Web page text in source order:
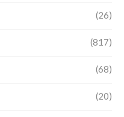
(26)
(817)
(68)
(20)